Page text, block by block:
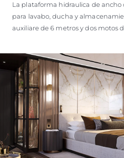
La plataforma hidraulica de
para lavabo, ducha y
auxiliare de 6 metros y dos motos